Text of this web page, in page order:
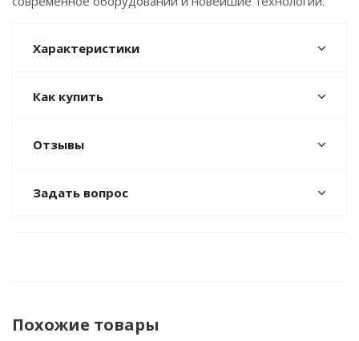
Характеристики
Как купить
Отзывы
Задать вопрос
Похожие товары